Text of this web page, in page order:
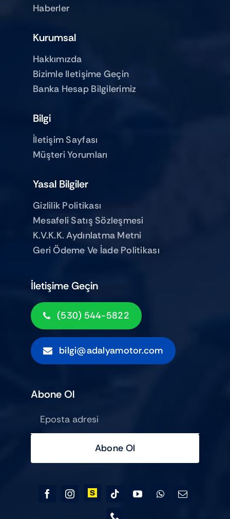
Haberler
Kurumsal
Hakkımızda
Bizimle Iletişime Geçin
Banka Hesap Bilgilerimiz
İletişime Geçin
(530) 544-5822
bilgi@adalyamotor.com
Bilgi
İletişim Sayfası
Müşteri Yorumları
Yasal Bilgiler
Gizlilik Politikası
Mesafeli Satış Sözleşmesi
K.V.K.K. Aydınlatma Metni
Geri Ödeme Ve İade Politikası
Abone Ol
Abone Ol